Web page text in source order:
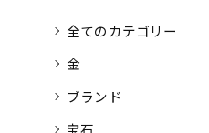
全てのカテゴリー
金
ブランド
宝石